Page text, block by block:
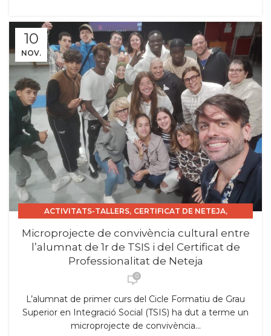
10
NOV.
ACTIVITATS-TALLERS, CERTIFICAT DE NETEJA,
CFGS , COEDUCACIÓ CURS 2025_26 , PROJECTES TSIS
Microprojecte de convivència cultural entre
l’alumnat de 1r de TSIS i del Certificat de
Professionalitat de Neteja
0
L’alumnat de primer curs del Cicle Formatiu de Grau
Superior en Integració Social (TSIS) ha dut a terme un
microprojecte de convivència...